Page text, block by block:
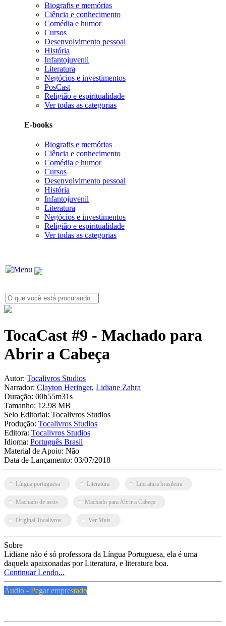
Biografis e memórias
Ciência e conhecimento
Comédia e humor
Cursos
Desenvolvimento pessoal
História
Infantojuvenil
Literatura
Negócios e investimentos
PosCast
Religião e espiritualidade
Ver todas as categorias
E-books
Biografis e memórias
Ciência e conhecimento
Comédia e humor
Cursos
Desenvolvimento pessoal
História
Infantojuvenil
Literatura
Negócios e investimentos
Religião e espiritualidade
Ver todas as categorias
TocaCast #9 - Machado para
Abrir a Cabeça
Autor: Tocalivros Studios
Narrador: Clayton Heringer, Lidiane Zahra
Duração: 00h55m31s
Tamanho: 12.98 MB
Selo Editorial: Tocalivros Studios
Produção: Tocalivros Studios
Editora: Tocalivros Studios
Idioma: Português Brasil
Material de Apoio: Não
Data de Lançamento: 03/07/2018
Língua portuguesa Literatura Literatura brasileira
Machado de assis Machado para Abrir a Cabeça
Original Tocalivros Ver Mais
Sobre
Lidiane não é só professora da Língua Portuguesa, ela é uma
daquela apaixonadas por Literatura, e literatura boa.
Continuar Lendo...
Áudio - Pegar emprestado